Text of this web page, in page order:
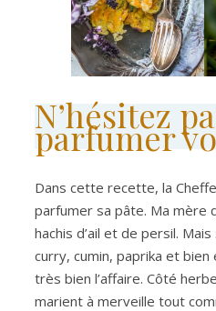
N’hésitez
parfumer
Dans cette recette, la
parfumer sa pâte. Ma mère
hachis d’ail et de persil.
curry, cumin, paprika et
très bien l’affaire. Côté
marient à merveille tout